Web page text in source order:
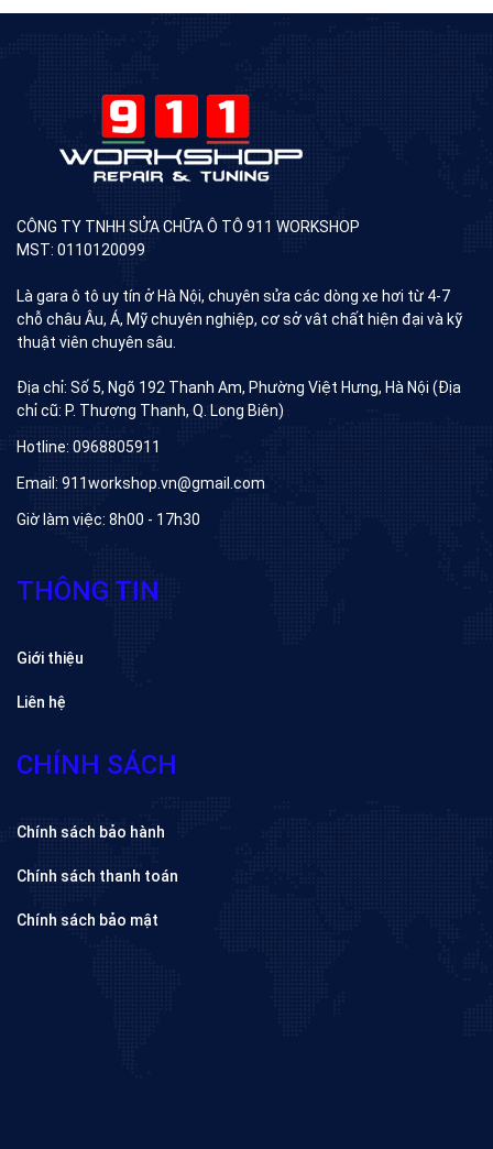
CÔNG TY TNHH SỬA CHỮA Ô TÔ 911 WORKSHOP
MST: 0110120099
Là gara ô tô uy tín ở Hà Nội, chuyên sửa các dòng xe hơi từ 4-7
chỗ châu Âu, Á, Mỹ chuyên nghiệp, cơ sở vât chất hiện đại và kỹ
thuật viên chuyên sâu.
Địa chỉ: Số 5, Ngõ 192 Thanh Am, Phường Việt Hưng, Hà Nội (Địa
chỉ cũ: P. Thượng Thanh, Q. Long Biên)
Hotline: 0968805911
Email: 911workshop.vn@gmail.com
Giờ làm việc: 8h00 - 17h30
THÔNG TIN
Giới thiệu
Liên hệ
CHÍNH SÁCH
Chính sách bảo hành
Chính sách thanh toán
Chính sách bảo mật